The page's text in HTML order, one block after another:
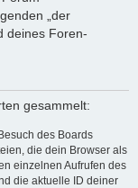
„der
deines Foren-
gesammelt:
des Boards
die dein Browser als
einzelnen Aufrufen des
die aktuelle ID deiner